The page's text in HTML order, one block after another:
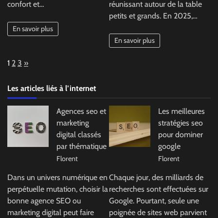
confort et…
En savoir plus
réunissant autour de la table
petits et grands. En 2025,…
En savoir plus
Page:
1 2 3 Next
»
Les articles liés à l’internet
Agences seo et
marketing
digital classés
par thématique
Florent
Dans un univers numérique en
perpétuelle mutation, choisir la
bonne agence SEO ou
marketing digital peut faire
Les meilleures
stratégies seo
pour dominer
google
Florent
Chaque jour, des milliards de
recherches sont effectuées sur
Google. Pourtant, seule une
poignée de sites web parvient